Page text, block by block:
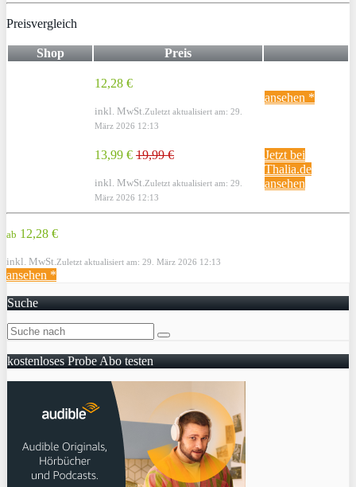
Preisvergleich
Shop Preis
12,28 €
inkl. MwSt. Zuletzt aktualisiert am: 29.
März 2026 12:13
ansehen *
13,99 € 19,99 €
inkl. MwSt. Zuletzt aktualisiert am: 29.
März 2026 12:13
Jetzt bei
Thalia.de
ansehen
ab 12,28 €
inkl. MwSt. Zuletzt aktualisiert am: 29. März 2026 12:13
ansehen *
Suche
kostenloses Probe Abo testen